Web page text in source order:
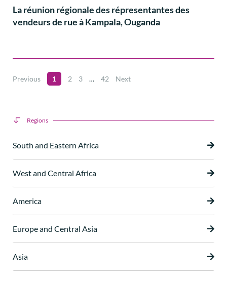
La réunion régionale des répresentantes des
vendeurs de rue à Kampala, Ouganda
Previous 1 2 3 … 42 Next
Regions
South and Eastern Africa
West and Central Africa
America
Europe and Central Asia
Asia